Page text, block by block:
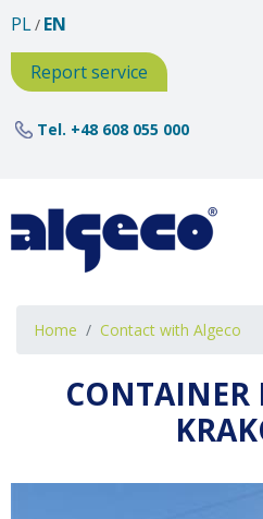
PL EN
Report service
Tel. +48 608 055 000
Breadcrumb
Home Contact with Algeco
CONTAINER